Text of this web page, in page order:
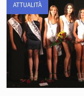
ATTUALITÀ